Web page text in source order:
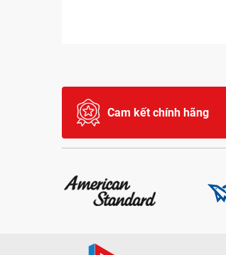
Cam kết chính hãng